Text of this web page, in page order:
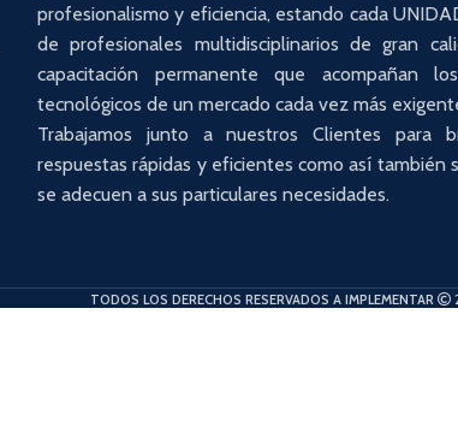
profesionalismo y eficiencia, estando cada
de profesionales multidisciplinarios de gran
capacitación permanente que acompañan
tecnológicos de un mercado cada vez más
Trabajamos junto a nuestros Clientes para
respuestas rápidas y eficientes como así también
se adecuen a sus particulares necesidades.
TODOS LOS DERECHOS RESERVADOS A IMPLEMENTAR